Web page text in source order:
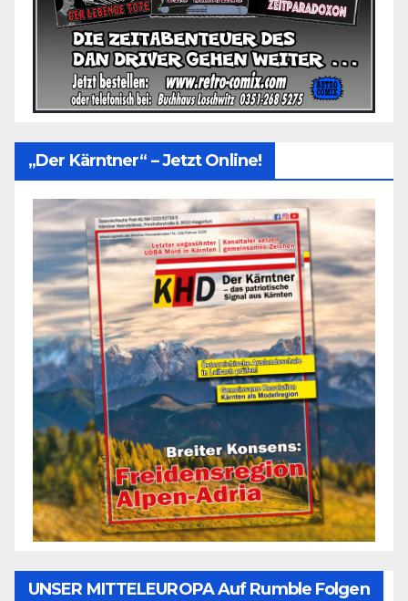
„Der Kärntner“ – Jetzt Online!
UNSER MITTELEUROPA Auf Rumble Folgen